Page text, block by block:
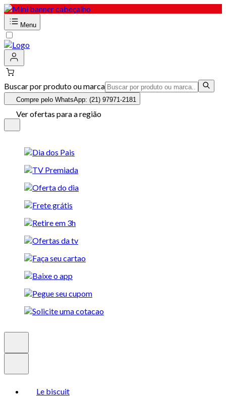
Menu
Buscar por produto ou marca
Compre pelo WhatsApp: (21) 97971-2181
Ver ofertas para a região
Le biscuit